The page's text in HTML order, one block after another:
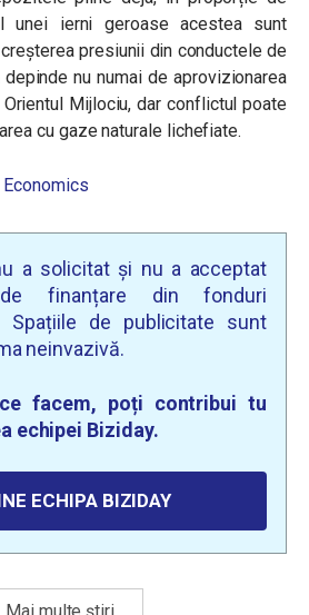
unei ierni geroase acestea sunt
presiunii din conductele de
nu numai de aprovizionarea
Mijlociu, dar conflictul poate
cu gaze naturale lichefiate.
Economics
a solicitat și nu a acceptat
finanțare din fonduri
Spațiile de publicitate sunt
neinvazivă.
facem, poți contribui tu
echipei Biziday.
ECHIPA BIZIDAY